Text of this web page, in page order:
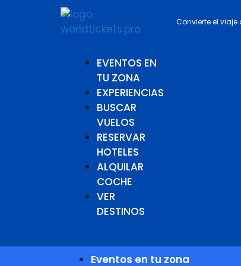
Convierte el
EVENTOS EN
TU ZONA
EXPERIENCIAS
BUSCAR
VUELOS
RESERVAR
HOTELES
ALQUILAR
COCHE
VER
DESTINOS
Eventos en tu zona